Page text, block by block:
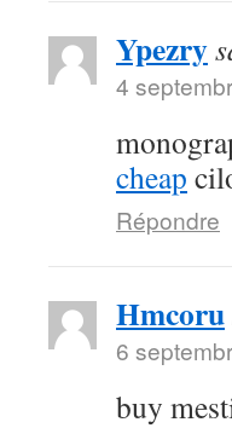
Ypezry
4
cheap
Répondre
Hmcoru
6
buy